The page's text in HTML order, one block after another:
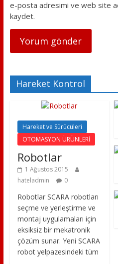
e-posta adresimi ve web site
kaydet.
Hareket Kontrol
Hareket ve Sürücüleri
OTOMASYON ÜRÜNLERİ
Robotlar
1 Ağustos 2015
hateladmin
0
Robotlar SCARA robotları
seçme ve yerleştirme ve
montaj uygulamaları için
eksiksiz bir mekatronik
çözüm sunar. Yeni SCARA
robot yelpazesindeki tüm